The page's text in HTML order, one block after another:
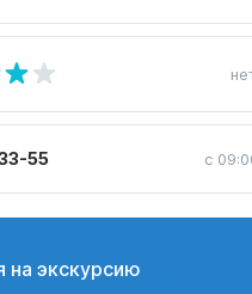
55 с
на экскурсию